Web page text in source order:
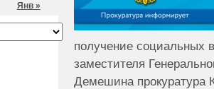
получение социальных
заместителя
Демешина прокуратура
Янв »